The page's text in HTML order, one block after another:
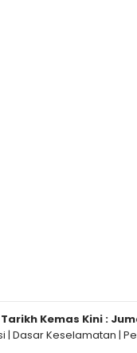
Tarikh Kemas Kini :
| Dasar Keselamatan |